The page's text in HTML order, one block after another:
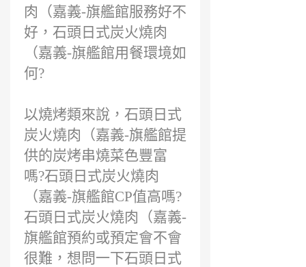
肉（嘉義-旗艦館服務好不
好，石頭日式炭火燒肉
（嘉義-旗艦館用餐環境如
何?
以燒烤類來說，石頭日式
炭火燒肉（嘉義-旗艦館提
供的炭烤串燒菜色豐富
嗎?石頭日式炭火燒肉
（嘉義-旗艦館CP值高嗎?
石頭日式炭火燒肉（嘉義-
旗艦館預約或預定會不會
很難，想問一下石頭日式